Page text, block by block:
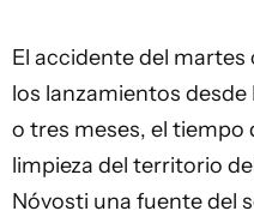
El accidente del
los lanzamientos
o tres meses, el tiempo
limpieza del territorio
Nóvosti una fuente del